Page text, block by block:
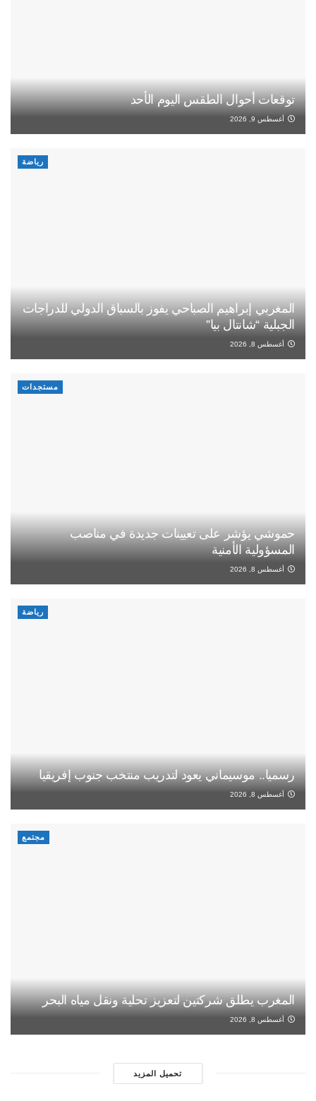
توقعات أحوال الطقس اليوم الأحد
أغسطس 9, 2026
رياضة
المغربي إبراهيم الصباحي يفوز بالسباق الدولي للدراجات
الجبلية “شانتال بيا”
أغسطس 8, 2026
مستجدات
حموشي يؤشر على تعيينات جديدة في مناصب
المسؤولية الأمنية
أغسطس 8, 2026
رياضة
رسميا.. موسيماني يعود لتدريب منتخب جنوب إفريقيا
أغسطس 8, 2026
مجتمع
المغرب يطلق شركتين لتعزيز تحلية ونقل مياه البحر
أغسطس 8, 2026
تحميل المزيد